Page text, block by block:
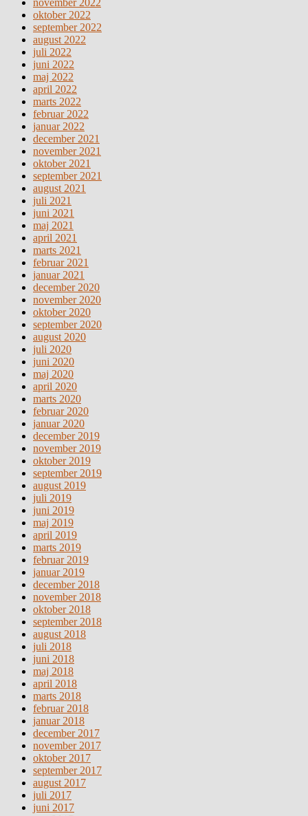
oktober 2022
september 2022
august 2022
juli 2022
juni 2022
maj 2022
april 2022
marts 2022
februar 2022
januar 2022
december 2021
november 2021
oktober 2021
september 2021
august 2021
juli 2021
juni 2021
maj 2021
april 2021
marts 2021
februar 2021
januar 2021
december 2020
november 2020
oktober 2020
september 2020
august 2020
juli 2020
juni 2020
maj 2020
april 2020
marts 2020
februar 2020
januar 2020
december 2019
november 2019
oktober 2019
september 2019
august 2019
juli 2019
juni 2019
maj 2019
april 2019
marts 2019
februar 2019
januar 2019
december 2018
november 2018
oktober 2018
september 2018
august 2018
juli 2018
juni 2018
maj 2018
april 2018
marts 2018
februar 2018
januar 2018
december 2017
november 2017
oktober 2017
september 2017
august 2017
juli 2017
juni 2017